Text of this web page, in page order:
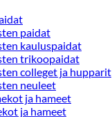
paidat
kauluspaidat
trikoopaidat
colleget ja hupparit
neuleet
ja hameet
ja hameet